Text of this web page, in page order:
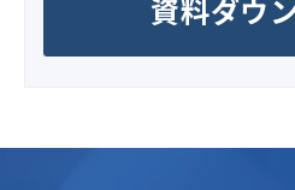
資料ダウ